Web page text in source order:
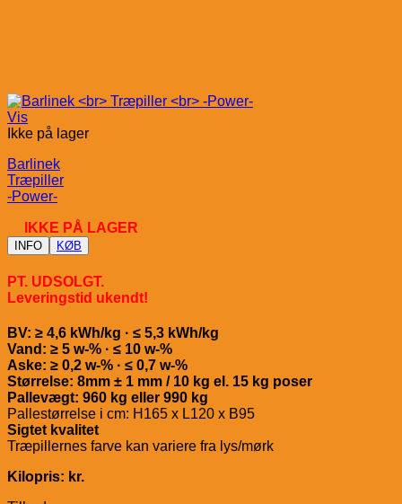
Vis
Ikke på lager
Barlinek
Træpiller
-Power-
IKKE PÅ LAGER
INFO KØB
PT. UDSOLGT.
Leveringstid ukendt!
BV: ≥ 4,6 kWh/kg · ≤ 5,3 kWh/kg
Vand: ≥ 5 w-% · ≤ 10 w-%
Aske: ≥ 0,2 w-% · ≤ 0,7 w-%
Størrelse: 8mm ± 1 mm / 10 kg el. 15 kg poser
Pallevægt: 960 kg eller 990 kg
Pallestørrelse i cm: H165 x L120 x B95
Sigtet kvalitet
Træpillernes farve kan variere fra lys/mørk
Kilopris: kr.